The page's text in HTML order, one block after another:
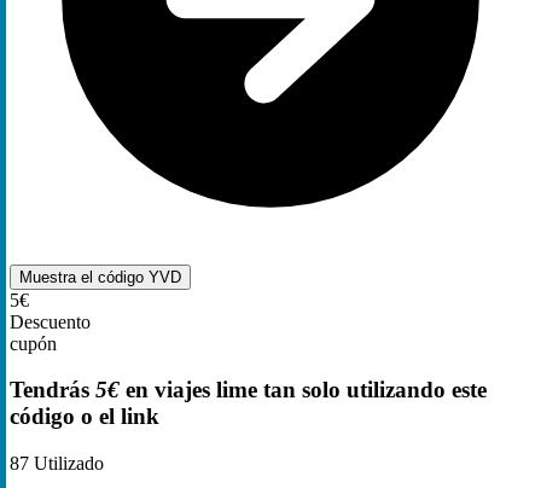
Muestra el código YVD
5€
Descuento
cupón
Tendrás 5€ en viajes lime tan solo utilizando este
código o el link
87 Utilizado